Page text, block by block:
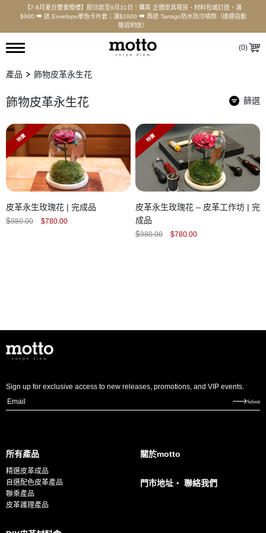
【7-8月夏日雙重贈禮】即日起至8月31日｜購買 正價皮具現貨、材料包或訂造，滿
$900 ⮕ 送 Envelope單色卡片套；滿$1600 ⮕ 再送 Tarrago防水防污噴劑（達標自動
隨貨附送）
(0)
產品 飾物皮革永生花
特價
皮革永生玫瑰花 | 完成品
$980.00
Original
price
$780.00Current
特價
皮革永生玫瑰花 – 皮革工作坊 | 完
成品
$980.00
Original
price
$780.00Current
飾物皮革永生花 篩選
Sign up for exclusive access to new releases, promotions, and VIP events.
E
l
*
Submit
所有產品
精選皮革成品
自選配色皮革產品
聯乘產品
皮革護理產品
關於motto
門市地址・ 聯絡我們